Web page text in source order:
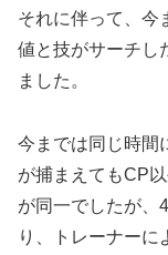
それに伴って、今
値と技がサーチし
ました。
今までは同じ時間
が捕まえてもCP
が同一でしたが、
り、トレーナーに